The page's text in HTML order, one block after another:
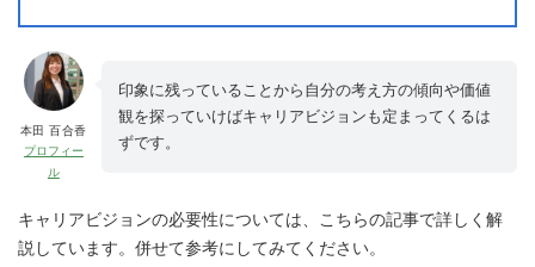
本田 百合香
プロフィー
ル
印象に残っていることから自分の考え方の傾向や価値
観を探っていけばキャリアビジョンも定まってくるは
ずです。
キャリアビジョンの必要性については、こちらの記事で詳しく解
説しています。併せて参考にしてみてください。